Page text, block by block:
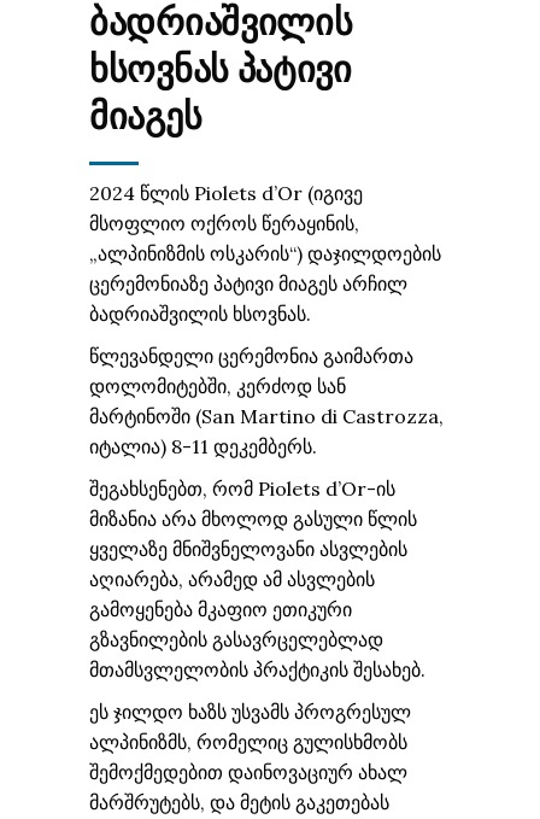
ᲑᲐᲓᲠᲘᲐᲨᲕᲘᲚᲘᲡ
ᲮᲡᲝᲕᲜᲐᲡ ᲞᲐᲢᲘᲕᲘ
ᲛᲘᲐᲒᲔᲡ
2024 წლის Piolets d’Or (იგივე
მსოფლიო ოქროს წერაყინის,
„ალპინიზმის ოსკარის“) დაჯილდოების
ცერემონიაზე პატივი მიაგეს არჩილ
ბადრიაშვილის ხსოვნას.
წლევანდელი ცერემონია გაიმართა
დოლომიტებში, კერძოდ სან
მარტინოში (San Martino di Castrozza,
იტალია) 8-11 დეკემბერს.
შეგახსენებთ, რომ Piolets d’Or-ის
მიზანია არა მხოლოდ გასული წლის
ყველაზე მნიშვნელოვანი ასვლების
აღიარება, არამედ ამ ასვლების
გამოყენება მკაფიო ეთიკური
გზავნილების გასავრცელებლად
მთამსვლელობის პრაქტიკის შესახებ.
ეს ჯილდო ხაზს უსვამს პროგრესულ
ალპინიზმს, რომელიც გულისხმობს
შემოქმედებით დაინოვაციურ ახალ
მარშრუტებს, და მეტის გაკეთებას